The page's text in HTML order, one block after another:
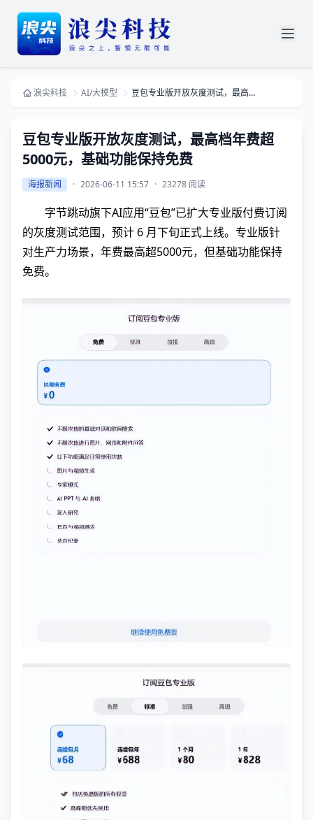
浪尖科技 AI/大模型 豆包专业版开放灰度测试，最高档年费超5000元，基础功能保持免费
豆包专业版开放灰度测试，最高档年费超
5000元，基础功能保持免费
海报新闻 · 2026-06-11 15:57 · 23278 阅读
字节跳动旗下AI应用“豆包”已扩大专业版付费订阅
的灰度测试范围，预计 6 月下旬正式上线。专业版针
对生产力场景，年费最高超5000元，但基础功能保持
免费。